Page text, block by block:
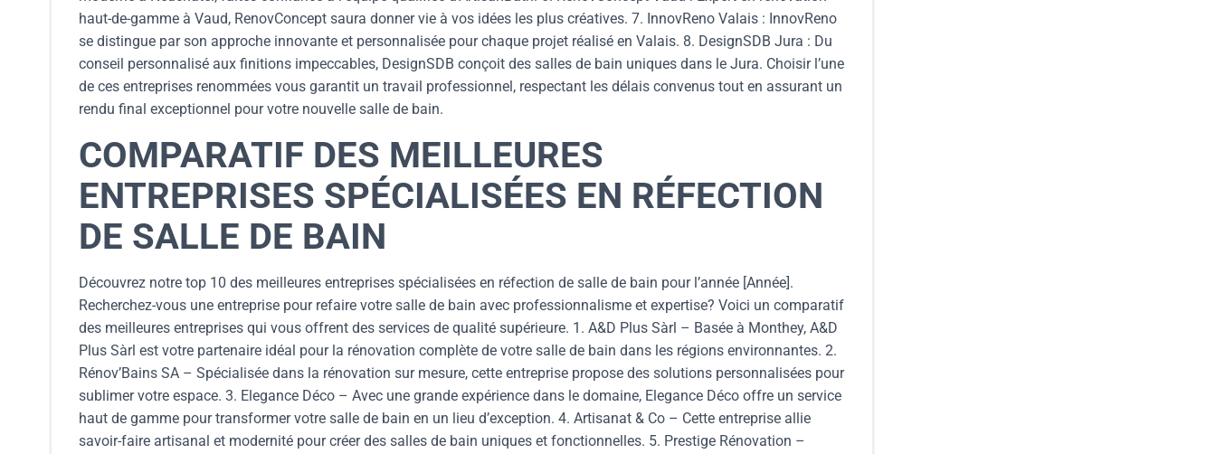
haut-de-gamme à Vaud, RenovConcept saura donner vie à vos idées les plus créatives. 7. InnovReno Valais : InnovReno
se distingue par son approche innovante et personnalisée pour chaque projet réalisé en Valais. 8. DesignSDB Jura : Du
conseil personnalisé aux finitions impeccables, DesignSDB conçoit des salles de bain uniques dans le Jura. Choisir l’une
de ces entreprises renommées vous garantit un travail professionnel, respectant les délais convenus tout en assurant un
rendu final exceptionnel pour votre nouvelle salle de bain.
COMPARATIF DES MEILLEURES
ENTREPRISES SPÉCIALISÉES EN RÉFECTION
DE SALLE DE BAIN
Découvrez notre top 10 des meilleures entreprises spécialisées en réfection de salle de bain pour l’année [Année].
Recherchez-vous une entreprise pour refaire votre salle de bain avec professionnalisme et expertise? Voici un comparatif
des meilleures entreprises qui vous offrent des services de qualité supérieure. 1. A&D Plus Sàrl – Basée à Monthey, A&D
Plus Sàrl est votre partenaire idéal pour la rénovation complète de votre salle de bain dans les régions environnantes. 2.
Rénov’Bains SA – Spécialisée dans la rénovation sur mesure, cette entreprise propose des solutions personnalisées pour
sublimer votre espace. 3. Elegance Déco – Avec une grande expérience dans le domaine, Elegance Déco offre un service
haut de gamme pour transformer votre salle de bain en un lieu d’exception. 4. Artisanat & Co – Cette entreprise allie
savoir-faire artisanal et modernité pour créer des salles de bain uniques et fonctionnelles. 5. Prestige Rénovation –